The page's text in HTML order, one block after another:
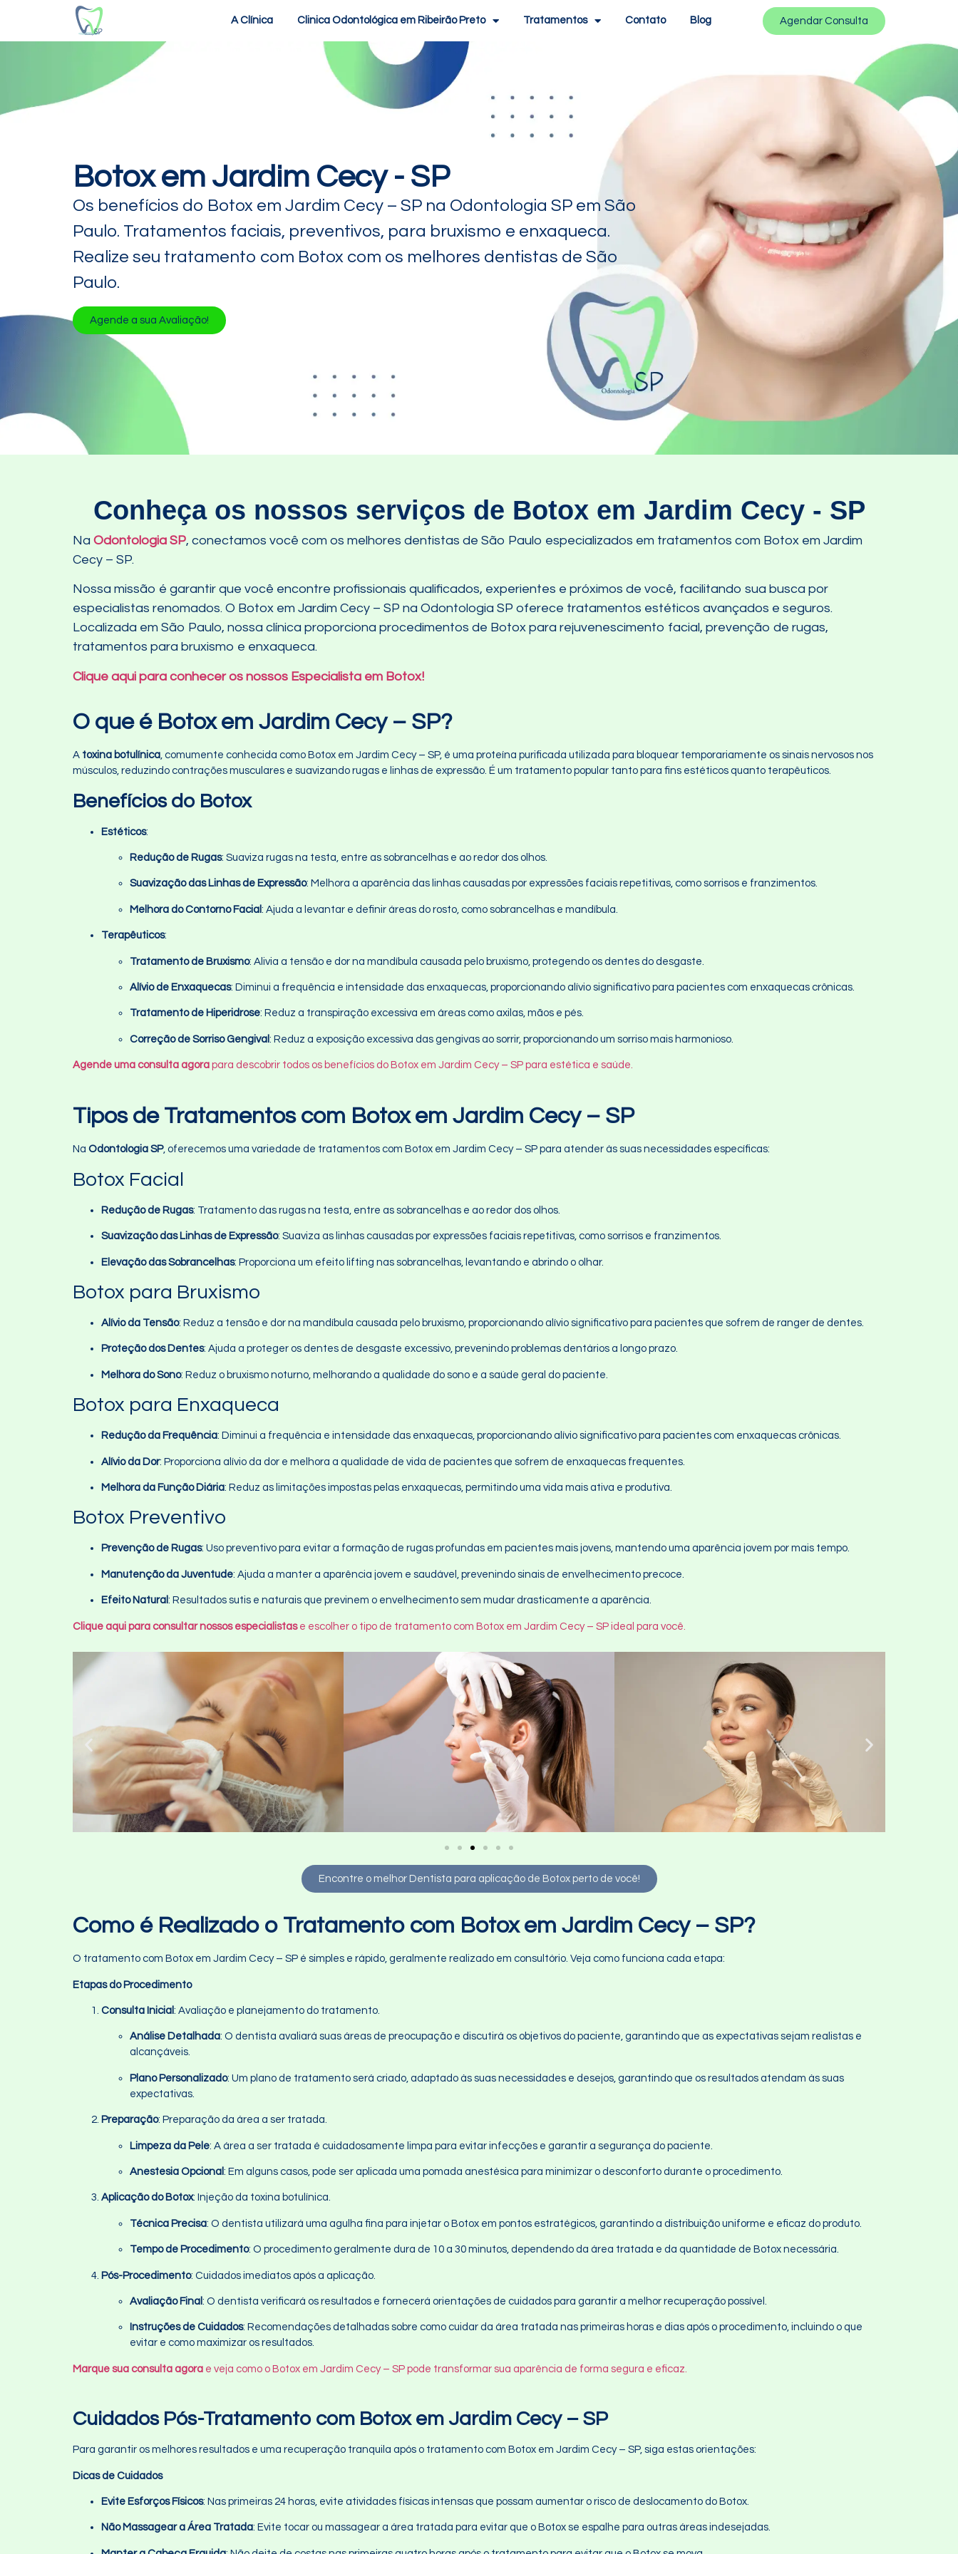
A Clínica Clinica Odontológica em Ribeirão Preto Tratamentos Contato Blog Agendar Consulta
Botox em Jardim Cecy - SP
Os benefícios do Botox em Jardim Cecy – SP na Odontologia SP em São
Paulo. Tratamentos faciais, preventivos, para bruxismo e enxaqueca.
Realize seu tratamento com Botox com os melhores dentistas de São
Paulo.
Agende a sua Avaliação!
Conheça os nossos serviços de Botox em Jardim Cecy - SP
Na Odontologia SP, conectamos você com os melhores dentistas de São Paulo especializados em tratamentos com Botox em Jardim
Cecy – SP.
Nossa missão é garantir que você encontre profissionais qualificados, experientes e próximos de você, facilitando sua busca por
especialistas renomados. O Botox em Jardim Cecy – SP na Odontologia SP oferece tratamentos estéticos avançados e seguros.
Localizada em São Paulo, nossa clínica proporciona procedimentos de Botox para rejuvenescimento facial, prevenção de rugas,
tratamentos para bruxismo e enxaqueca.
Clique aqui para conhecer os nossos Especialista em Botox!
O que é Botox em Jardim Cecy – SP?
A toxina botulínica, comumente conhecida como Botox em Jardim Cecy – SP, é uma proteína purificada utilizada para bloquear temporariamente os sinais nervosos nos
músculos, reduzindo contrações musculares e suavizando rugas e linhas de expressão. É um tratamento popular tanto para fins estéticos quanto terapêuticos.
Benefícios do Botox
Estéticos:
Redução de Rugas: Suaviza rugas na testa, entre as sobrancelhas e ao redor dos olhos.
Suavização das Linhas de Expressão: Melhora a aparência das linhas causadas por expressões faciais repetitivas, como sorrisos e franzimentos.
Melhora do Contorno Facial : Ajuda a levantar e definir áreas do rosto, como sobrancelhas e mandíbula.
Terapêuticos:
Tratamento de Bruxismo: Alivia a tensão e dor na mandíbula causada pelo bruxismo, protegendo os dentes do desgaste.
Alívio de Enxaquecas: Diminui a frequência e intensidade das enxaquecas, proporcionando alívio significativo para pacientes com enxaquecas crônicas.
Tratamento de Hiperidrose: Reduz a transpiração excessiva em áreas como axilas, mãos e pés.
Correção de Sorriso Gengival : Reduz a exposição excessiva das gengivas ao sorrir, proporcionando um sorriso mais harmonioso.
Agende uma consulta agora para descobrir todos os benefícios do Botox em Jardim Cecy – SP para estética e saúde.
Tipos de Tratamentos com Botox em Jardim Cecy – SP
Na Odontologia SP, oferecemos uma variedade de tratamentos com Botox em Jardim Cecy – SP para atender às suas necessidades específicas:
Botox Facial
Redução de Rugas: Tratamento das rugas na testa, entre as sobrancelhas e ao redor dos olhos.
Suavização das Linhas de Expressão: Suaviza as linhas causadas por expressões faciais repetitivas, como sorrisos e franzimentos.
Elevação das Sobrancelhas: Proporciona um efeito lifting nas sobrancelhas, levantando e abrindo o olhar.
Botox para Bruxismo
Alívio da Tensão: Reduz a tensão e dor na mandíbula causada pelo bruxismo, proporcionando alívio significativo para pacientes que sofrem de ranger de dentes.
Proteção dos Dentes: Ajuda a proteger os dentes de desgaste excessivo, prevenindo problemas dentários a longo prazo.
Melhora do Sono: Reduz o bruxismo noturno, melhorando a qualidade do sono e a saúde geral do paciente.
Botox para Enxaqueca
Redução da Frequência: Diminui a frequência e intensidade das enxaquecas, proporcionando alívio significativo para pacientes com enxaquecas crônicas.
Alívio da Dor: Proporciona alívio da dor e melhora a qualidade de vida de pacientes que sofrem de enxaquecas frequentes.
Melhora da Função Diária: Reduz as limitações impostas pelas enxaquecas, permitindo uma vida mais ativa e produtiva.
Botox Preventivo
Prevenção de Rugas: Uso preventivo para evitar a formação de rugas profundas em pacientes mais jovens, mantendo uma aparência jovem por mais tempo.
Manutenção da Juventude: Ajuda a manter a aparência jovem e saudável, prevenindo sinais de envelhecimento precoce.
Efeito Natural : Resultados sutis e naturais que previnem o envelhecimento sem mudar drasticamente a aparência.
Clique aqui para consultar nossos especialistase escolher o tipo de tratamento com Botox em Jardim Cecy – SP ideal para você.
Encontre o melhor Dentista para aplicação de Botox perto de você!
Como é Realizado o Tratamento com Botox em Jardim Cecy – SP?
O tratamento com Botox em Jardim Cecy – SP é simples e rápido, geralmente realizado em consultório. Veja como funciona cada etapa:
Etapas do Procedimento
Consulta Inicial : Avaliação e planejamento do tratamento.
Análise Detalhada: O dentista avaliará suas áreas de preocupação e discutirá os objetivos do paciente, garantindo que as expectativas sejam realistas e
alcançáveis.
Plano Personalizado: Um plano de tratamento será criado, adaptado às suas necessidades e desejos, garantindo que os resultados atendam às suas
expectativas.
Preparação: Preparação da área a ser tratada.
Limpeza da Pele: A área a ser tratada é cuidadosamente limpa para evitar infecções e garantir a segurança do paciente.
Anestesia Opcional : Em alguns casos, pode ser aplicada uma pomada anestésica para minimizar o desconforto durante o procedimento.
Aplicação do Botox: Injeção da toxina botulínica.
Técnica Precisa: O dentista utilizará uma agulha fina para injetar o Botox em pontos estratégicos, garantindo a distribuição uniforme e eficaz do produto.
Tempo de Procedimento: O procedimento geralmente dura de 10 a 30 minutos, dependendo da área tratada e da quantidade de Botox necessária.
Pós-Procedimento: Cuidados imediatos após a aplicação.
Avaliação Final : O dentista verificará os resultados e fornecerá orientações de cuidados para garantir a melhor recuperação possível.
Instruções de Cuidados: Recomendações detalhadas sobre como cuidar da área tratada nas primeiras horas e dias após o procedimento, incluindo o que
evitar e como maximizar os resultados.
Marque sua consulta agora e veja como o Botox em Jardim Cecy – SP pode transformar sua aparência de forma segura e eficaz.
Cuidados Pós-Tratamento com Botox em Jardim Cecy – SP
Para garantir os melhores resultados e uma recuperação tranquila após o tratamento com Botox em Jardim Cecy – SP, siga estas orientações:
Dicas de Cuidados
Evite Esforços Físicos: Nas primeiras 24 horas, evite atividades físicas intensas que possam aumentar o risco de deslocamento do Botox.
Não Massagear a Área Tratada: Evite tocar ou massagear a área tratada para evitar que o Botox se espalhe para outras áreas indesejadas.